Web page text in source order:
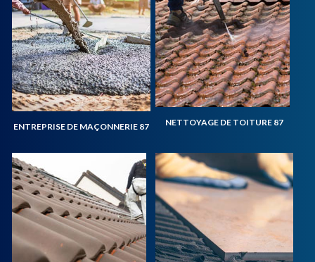
ENTREPRISE DE MAÇONNERIE 87 NETTOYAGE DE TOITURE 87